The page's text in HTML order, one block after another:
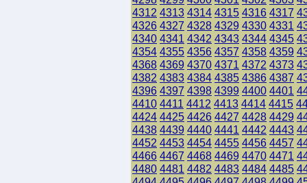
4312 4313 4314 4315 4316 4317
4326 4327 4328 4329 4330 4331
4340 4341 4342 4343 4344 4345
4354 4355 4356 4357 4358 4359
4368 4369 4370 4371 4372 4373
4382 4383 4384 4385 4386 4387
4396 4397 4398 4399 4400 4401
4410 4411 4412 4413 4414 4415
4424 4425 4426 4427 4428 4429
4438 4439 4440 4441 4442 4443
4452 4453 4454 4455 4456 4457
4466 4467 4468 4469 4470 4471
4480 4481 4482 4483 4484 4485